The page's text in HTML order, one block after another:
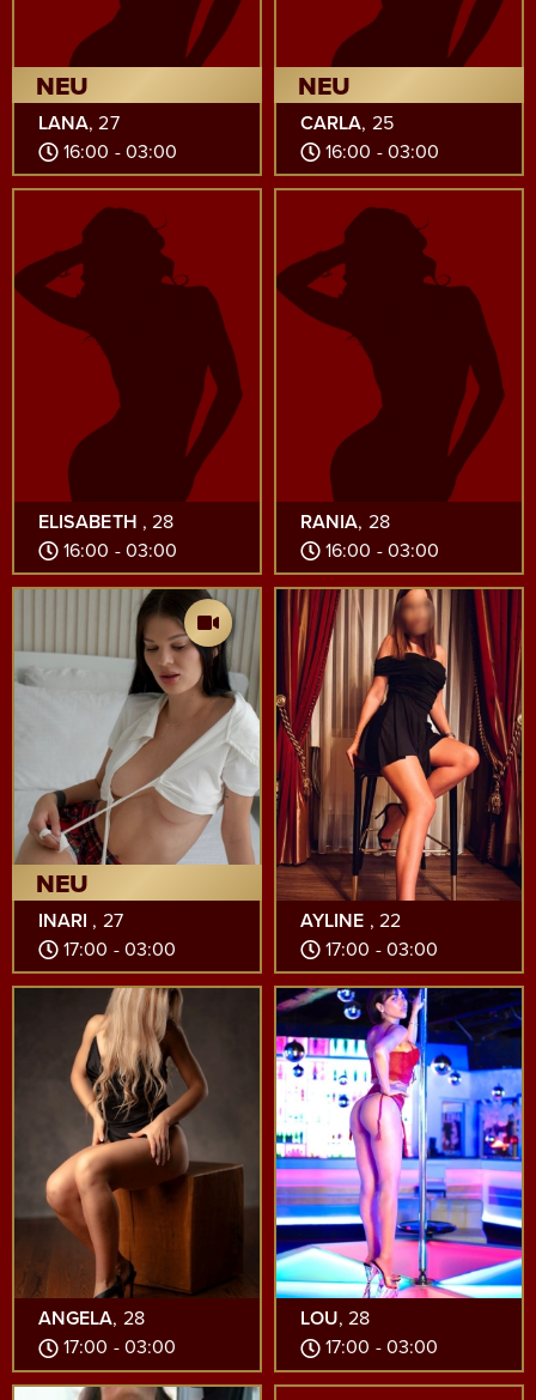
NEU
LANA, 27
16:00 - 03:00
NEU
CARLA, 25
16:00 - 03:00
ELISABETH , 28
16:00 - 03:00
RANIA, 28
16:00 - 03:00
NEU
INARI , 27
17:00 - 03:00
AYLINE , 22
17:00 - 03:00
ANGELA, 28
17:00 - 03:00
LOU, 28
17:00 - 03:00